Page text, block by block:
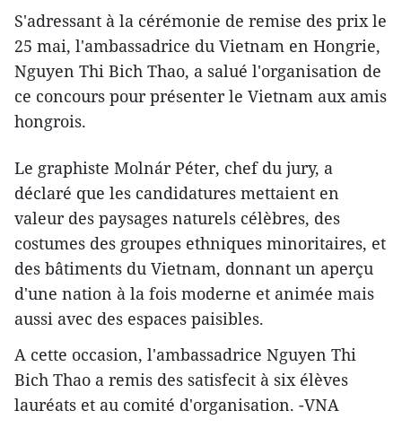
S'adressant à la cérémonie de remise des prix le
25 mai, l'ambassadrice du Vietnam en Hongrie,
Nguyen Thi Bich Thao, a salué l'organisation de
ce concours pour présenter le Vietnam aux amis
hongrois.
Le graphiste Molnár Péter, chef du jury, a
déclaré que les candidatures mettaient en
valeur des paysages naturels célèbres, des
costumes des groupes ethniques minoritaires, et
des bâtiments du Vietnam, donnant un aperçu
d'une nation à la fois moderne et animée mais
aussi avec des espaces paisibles.
A cette occasion, l'ambassadrice Nguyen Thi
Bich Thao a remis des satisfecit à six élèves
lauréats et au comité d'organisation. -VNA